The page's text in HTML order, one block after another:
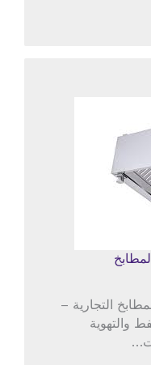
التجارية –
والتهوية